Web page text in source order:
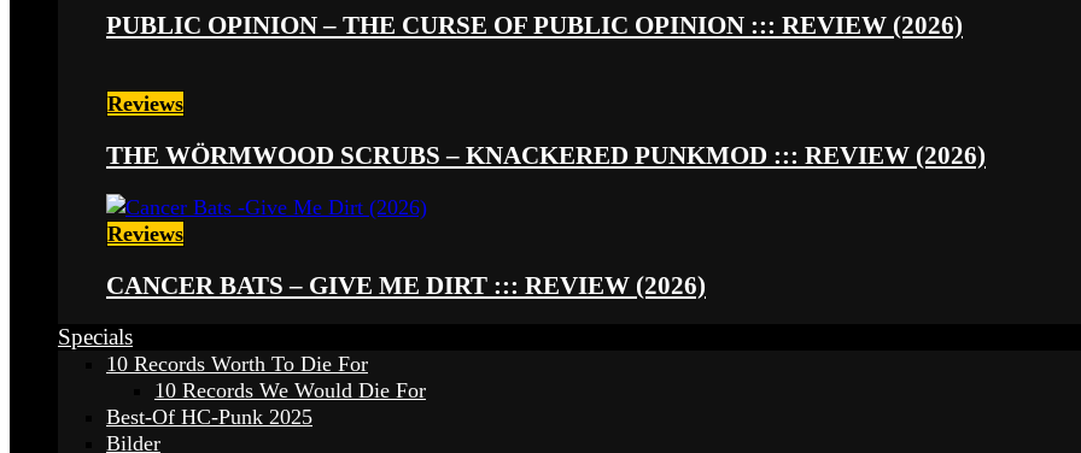
PUBLIC OPINION – THE CURSE OF PUBLIC OPINION ::: REVIEW (2026)
Reviews
THE WÖRMWOOD SCRUBS – KNACKERED PUNKMOD ::: REVIEW (2026)
Reviews
CANCER BATS – GIVE ME DIRT ::: REVIEW (2026)
Specials
10 Records Worth To Die For
10 Records We Would Die For
Best-Of HC-Punk 2025
Bilder